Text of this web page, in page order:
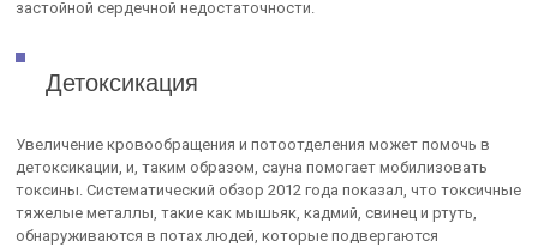
застойной сердечной недостаточности.
Детоксикация
Увеличение кровообращения и потоотделения может помочь в
детоксикации, и, таким образом, сауна помогает мобилизовать
токсины. Систематический обзор 2012 года показал, что токсичные
тяжелые металлы, такие как мышьяк, кадмий, свинец и ртуть,
обнаруживаются в потах людей, которые подвергаются